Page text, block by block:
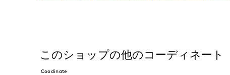
このショップの他のコーディネート
Coodinate